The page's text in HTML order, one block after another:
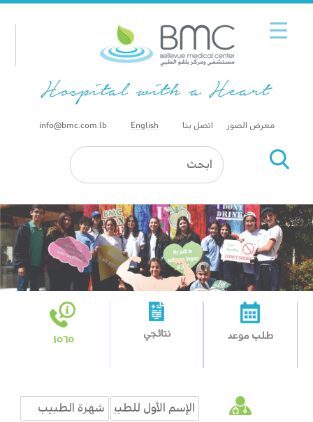
معرض الصور اتصل بنا info@bmc.com.lb English
طلب موعد نتائجي
١٥٦٥